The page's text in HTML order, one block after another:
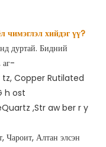
чимэглэл хийдэг үү?
дуртай. Бидний
аг-
Copper Rutilated
h ost
,Str aw ber r y
Алтан элсэн